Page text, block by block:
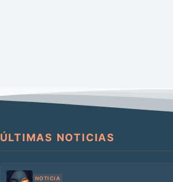
ÚLTIMAS NOTICIAS
NOTICIA